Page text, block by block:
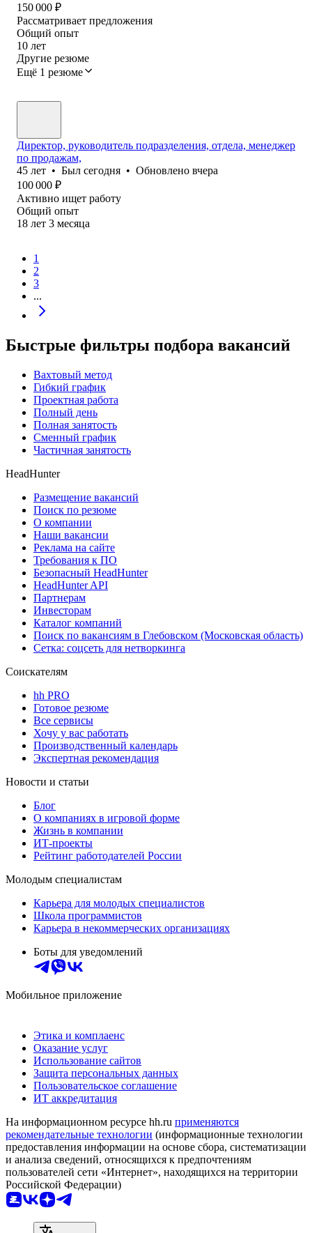
150 000 ₽
Рассматривает предложения
Общий опыт
10 лет
Другие резюме
Ещё 1 резюме
Директор, руководитель подразделения, отдела, менеджер
по продажам,
45 лет • Был сегодня • Обновлено вчера
100 000 ₽
Активно ищет работу
Общий опыт
18 лет 3 месяца
1
2
3
...
Быстрые фильтры подбора вакансий
Вахтовый метод
Гибкий график
Проектная работа
Полный день
Полная занятость
Сменный график
Частичная занятость
HeadHunter
Размещение вакансий
Поиск по резюме
О компании
Наши вакансии
Реклама на сайте
Требования к ПО
Безопасный HeadHunter
HeadHunter API
Партнерам
Инвесторам
Каталог компаний
Поиск по вакансиям в Глебовском (Московская область)
Сетка: соцсеть для нетворкинга
Соискателям
hh PRO
Готовое резюме
Все сервисы
Хочу у вас работать
Производственный календарь
Экспертная рекомендация
Новости и статьи
Блог
О компаниях в игровой форме
Жизнь в компании
ИТ-проекты
Рейтинг работодателей России
Молодым специалистам
Карьера для молодых специалистов
Школа программистов
Карьера в некоммерческих организациях
Боты для уведомлений
Мобильное приложение
Этика и комплаенс
Оказание услуг
Использование сайтов
Защита персональных данных
Пользовательское соглашение
ИТ аккредитация
На информационном ресурсе hh.ru применяются
рекомендательные технологии (информационные технологии
предоставления информации на основе сбора, систематизации
и анализа сведений, относящихся к предпочтениям
пользователей сети «Интернет», находящихся на территории
Российской Федерации)